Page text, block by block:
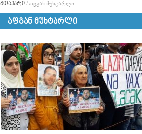
ᲛᲗᲐᲕᲐᲠᲘ / ᲐᲤᲒᲐᲜ ᲛᲣᲮᲢᲐᲠᲚᲘ
ᲐᲤᲒᲐᲜ ᲛᲣᲮᲢᲐᲠᲚᲘ